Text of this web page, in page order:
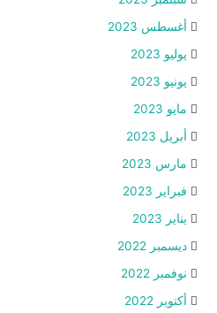
أغسطس 2023
يوليو 2023
يونيو 2023
مايو 2023
أبريل 2023
مارس 2023
فبراير 2023
يناير 2023
ديسمبر 2022
نوفمبر 2022
أكتوبر 2022